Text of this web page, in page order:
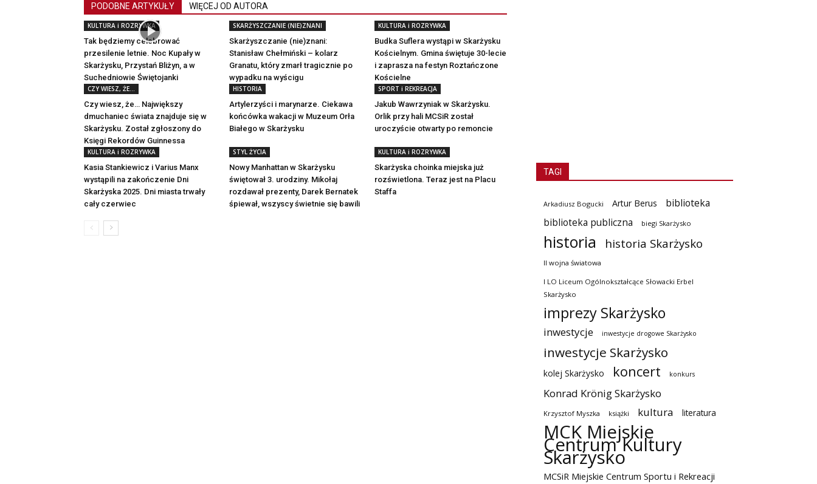
PODOBNE ARTYKUŁY WIĘCEJ OD AUTORA
KULTURA i ROZRYWKA
Tak będziemy celebrować
przesilenie letnie. Noc Kupały w
Skarżysku, Przystań Bliżyn, a w
Suchedniowie Świętojanki
SKARŻYSZCZANIE (NIE)ZNANI
Skarżyszczanie (nie)znani:
Stanisław Chełmiński – kolarz
Granatu, który zmarł tragicznie po
wypadku na wyścigu
KULTURA i ROZRYWKA
Budka Suflera wystąpi w Skarżysku
Kościelnym. Gmina świętuje 30-lecie
i zaprasza na festyn Roztańczone
Kościelne
CZY WIESZ, ŻE...
Czy wiesz, że… Największy
dmuchaniec świata znajduje się w
Skarżysku. Został zgłoszony do
Księgi Rekordów Guinnessa
HISTORIA
Artylerzyści i marynarze. Ciekawa
końcówka wakacji w Muzeum Orła
Białego w Skarżysku
SPORT i REKREACJA
Jakub Wawrzyniak w Skarżysku.
Orlik przy hali MCSiR został
uroczyście otwarty po remoncie
KULTURA i ROZRYWKA
Kasia Stankiewicz i Varius Manx
wystąpili na zakończenie Dni
Skarżyska 2025. Dni miasta trwały
cały czerwiec
STYL ŻYCIA
Nowy Manhattan w Skarżysku
świętował 3. urodziny. Mikołaj
rozdawał prezenty, Darek Bernatek
śpiewał, wszyscy świetnie się bawili
KULTURA i ROZRYWKA
Skarżyska choinka miejska już
rozświetlona. Teraz jest na Placu
Staffa
TAGI
Arkadiusz Bogucki Artur Berus
biblioteka
biblioteka publiczna
biegi Skarżysko
historia historia Skarżysko
II wojna światowa
I LO Liceum Ogólnokształcące Słowacki Erbel
Skarżysko
imprezy Skarżysko
inwestycje inwestycje drogowe Skarżysko
inwestycje Skarżysko
kolej Skarżysko koncert konkurs
Konrad Krönig Skarżysko
Krzysztof Myszka książki kultura literatura
MCK Miejskie
Centrum Kultury
Skarżysko
MCSiR Miejskie Centrum Sportu i Rekreacji